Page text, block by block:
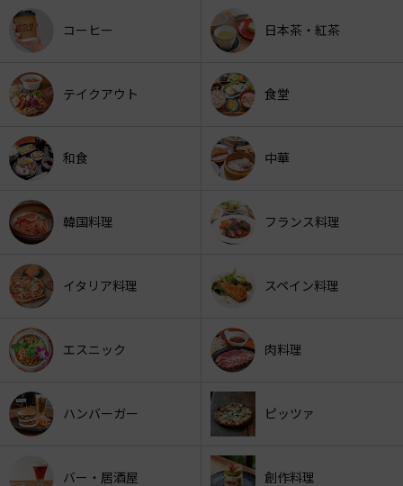
コーヒー 日本茶・紅茶
テイクアウト 食堂
和食 中華
韓国料理 フランス料理
イタリア料理 スペイン料理
エスニック 肉料理
ハンバーガー ピッツァ
バー・居酒屋 創作料理